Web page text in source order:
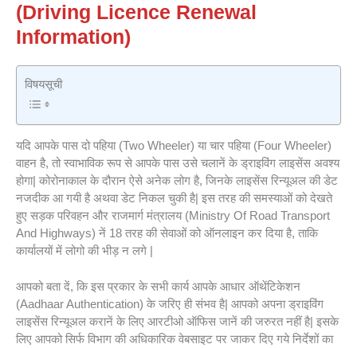
(Driving Licence Renewal
Information)
विषयसूची
यदि आपके पास दो पहिया (Two Wheeler) या चार पहिया (Four Wheeler)
वाहन है, तो स्वाभाविक रूप से आपके पास उसे चलानें के ड्राइविंग लाइसेंस अवश्य
होगा| कोरोनाकाल के दौरान ऐसे अनेक लोग है, जिनके लाइसेंस रिन्यूअल की डेट
नजदीक आ गयी है अथवा डेट निकल चुकी है| इस तरह की समस्याओं को देखते
हुए सड़क परिवहन और राजमार्ग मंत्रालय (Ministry Of Road Transport
And Highways) नें 18 तरह की सेवाओं को ऑनलाइन कर दिया है, ताकि
कार्यालयों में लोगो की भीड़ न लगे |
आपको बता दें, कि इस प्रकार के सभी कार्य आपके आधार ऑथेंटिकेशन
(Aadhaar Authentication) के जरिए ही संभव है| आपको अपना ड्राइविंग
लाइसेंस रिन्यूअल करानें के लिए आरटीओ ऑफिस जानें की जरुरत नहीं है| इसके
लिए आपको सिर्फ विभाग की अधिकारिक वेबसाइट पर जाकर दिए गये निर्देशों का